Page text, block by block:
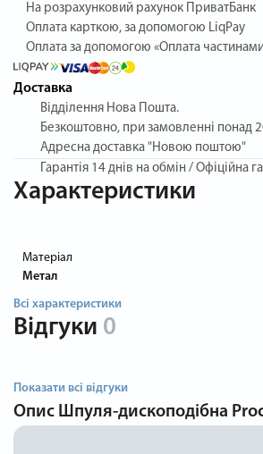
На розрахунковий рахунок ПриватБанк
Оплата карткою, за допомогою LiqPay
Оплата за допомогою «Оплата
Доставка
Відділення Нова Пошта.
Безкоштовно, при замовленні понад
Адресна доставка "Новою поштою"
Гарантія 14 днів на обмін / Офіційна
Характеристики
Матеріал
Метал
Всі характеристики
Відгуки 0
Показати всі відгуки
Опис Шпуля-дископодібна